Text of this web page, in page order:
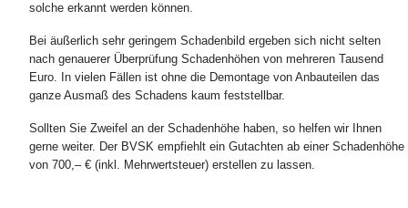
solche erkannt werden können.
Bei äußerlich sehr geringem Schadenbild ergeben sich nicht selten
nach genauerer Überprüfung Schadenhöhen von mehreren Tausend
Euro. In vielen Fällen ist ohne die Demontage von Anbauteilen das
ganze Ausmaß des Schadens kaum feststellbar.
Sollten Sie Zweifel an der Schadenhöhe haben, so helfen wir Ihnen
gerne weiter. Der BVSK empfiehlt ein Gutachten ab einer Schadenhöhe
von 700,– € (inkl. Mehrwertsteuer) erstellen zu lassen.